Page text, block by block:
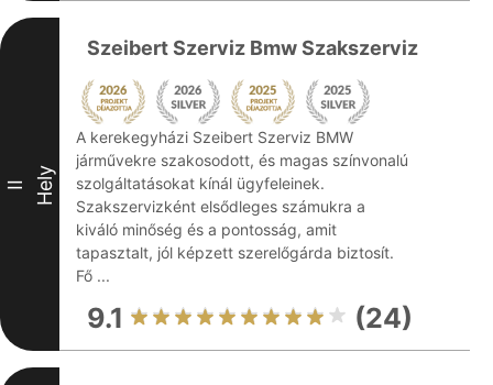
II Hely
Szeibert Szerviz Bmw Szakszerviz
A kerekegyházi Szeibert Szerviz BMW
járművekre szakosodott, és magas színvonalú
szolgáltatásokat kínál ügyfeleinek.
Szakszervizként elsődleges számukra a
kiváló minőség és a pontosság, amit
tapasztalt, jól képzett szerelőgárda biztosít.
Fő ...
9.1 (24)